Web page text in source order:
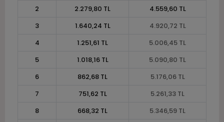
2 2.279,80 TL
4.559,60 TL
3
1.640,24 TL
4.920,72 TL
4
1.251,61 TL
5.006,45 TL
5
1.018,16 TL
5.090,80 TL
6
862,68 TL
5.176,06 TL
7
751,62 TL
5.261,33 TL
8
668,32 TL
5.346,59 TL